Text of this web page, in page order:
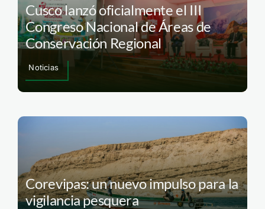
Cusco lanzó oficialmente el III
Congreso Nacional de Áreas de
Conservación Regional
Noticias
Corevipas: un nuevo impulso para la
vigilancia pesquera